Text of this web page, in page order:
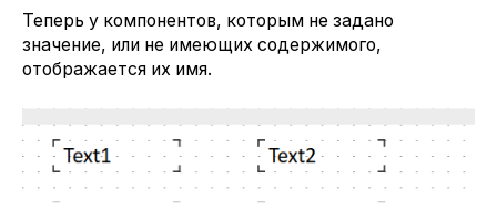
Теперь у компонентов, которым не задано
значение, или не имеющих содержимого,
отображается их имя.